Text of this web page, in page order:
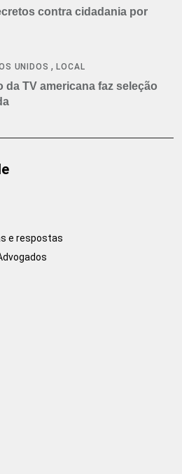
contra cidadania por
UNIDOS ,LOCAL
da TV americana faz seleção
e respostas